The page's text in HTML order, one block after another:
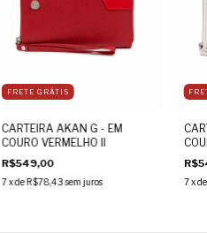
FRETE GRÁTIS
CARTEIRA AKAN G - EM
COURO VERMELHO II
R$549,00
7x de R$78,43 sem juros 7 x